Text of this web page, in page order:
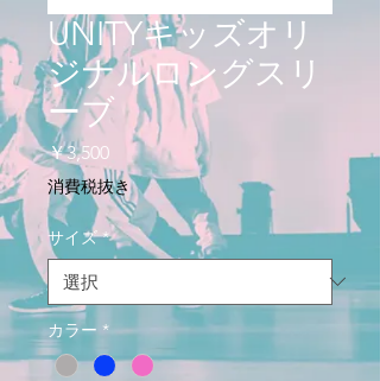
UNITYキッズオリ
ジナルロングスリ
ーブ
￥3,500価
格
消費税抜き
サイズ *
カラー *